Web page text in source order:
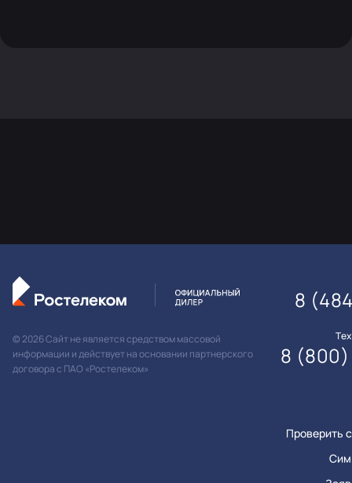
© 2026 Сайт не является средством массовой
информации и действует на основании партнерского
договора с ПАО «Ростелеком»
Проверить
8
8